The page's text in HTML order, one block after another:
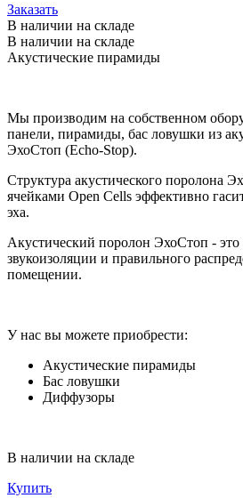
Заказать
В наличии на складе
В наличии на складе
Акустические пирамиды
Мы производим на собственном
панели, пирамиды, бас ловушки из
ЭхоСтоп (Echo-Stop).
Структура акустического поролона
ячейками Open Cells эффективно
эха.
Акустический поролон ЭхоСтоп -
звукоизоляции и правильного
помещении.
У нас вы можете приобрести:
Акустические пирамиды
Бас ловушки
Диффузоры
В наличии на складе
Купить